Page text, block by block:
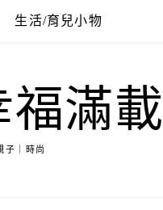
生活/育兒小物
福滿載
子｜時尚